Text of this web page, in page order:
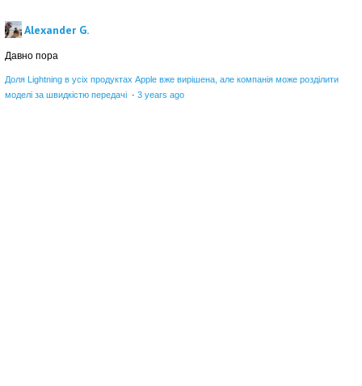
Alexander G.
Давно пора
Доля Lightning в усіх продуктах Apple вже вирішена, але компанія може розділити
моделі за швидкістю передачі · 3 years ago